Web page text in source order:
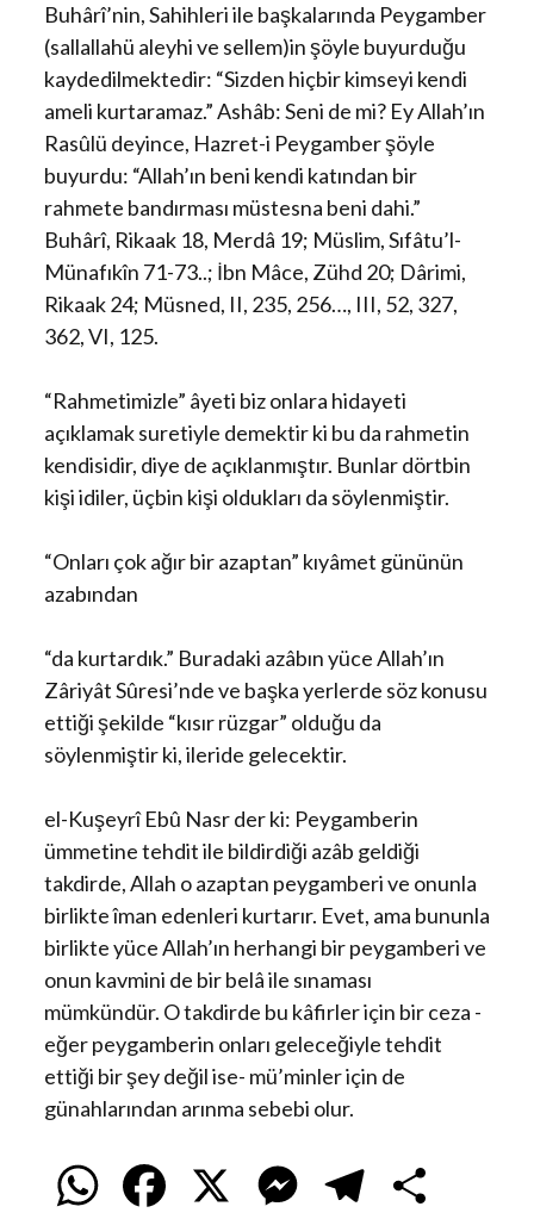
Buhârî’nin, Sahihleri ile başkalarında Peygamber
(sallallahü aleyhi ve sellem)in şöyle buyurduğu
kaydedilmektedir: “Sizden hiçbir kimseyi kendi
ameli kurtaramaz.” Ashâb: Seni de mi? Ey Allah’ın
Rasûlü deyince, Hazret-i Peygamber şöyle
buyurdu: “Allah’ın beni kendi katından bir
rahmete bandırması müstesna beni dahi.”
Buhârî, Rikaak 18, Merdâ 19; Müslim, Sıfâtu’l-
Münafıkîn 71-73..; İbn Mâce, Zühd 20; Dârimi,
Rikaak 24; Müsned, II, 235, 256…, III, 52, 327,
362, VI, 125.
“Rahmetimizle” âyeti biz onlara hidayeti
açıklamak suretiyle demektir ki bu da rahmetin
kendisidir, diye de açıklanmıştır. Bunlar dörtbin
kişi idiler, üçbin kişi oldukları da söylenmiştir.
“Onları çok ağır bir azaptan” kıyâmet gününün
azabından
“da kurtardık.” Buradaki azâbın yüce Allah’ın
Zâriyât Sûresi’nde ve başka yerlerde söz konusu
ettiği şekilde “kısır rüzgar” olduğu da
söylenmiştir ki, ileride gelecektir.
el-Kuşeyrî Ebû Nasr der ki: Peygamberin
ümmetine tehdit ile bildirdiği azâb geldiği
takdirde, Allah o azaptan peygamberi ve onunla
birlikte îman edenleri kurtarır. Evet, ama bununla
birlikte yüce Allah’ın herhangi bir peygamberi ve
onun kavmini de bir belâ ile sınaması
mümkündür. O takdirde bu kâfirler için bir ceza -
eğer peygamberin onları geleceğiyle tehdit
ettiği bir şey değil ise- mü’minler için de
günahlarından arınma sebebi olur.
W M